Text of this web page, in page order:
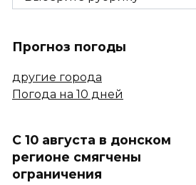
Прогноз погоды
другие города
Погода на 10 дней
С 10 августа в донском
регионе смягчены
ограничения